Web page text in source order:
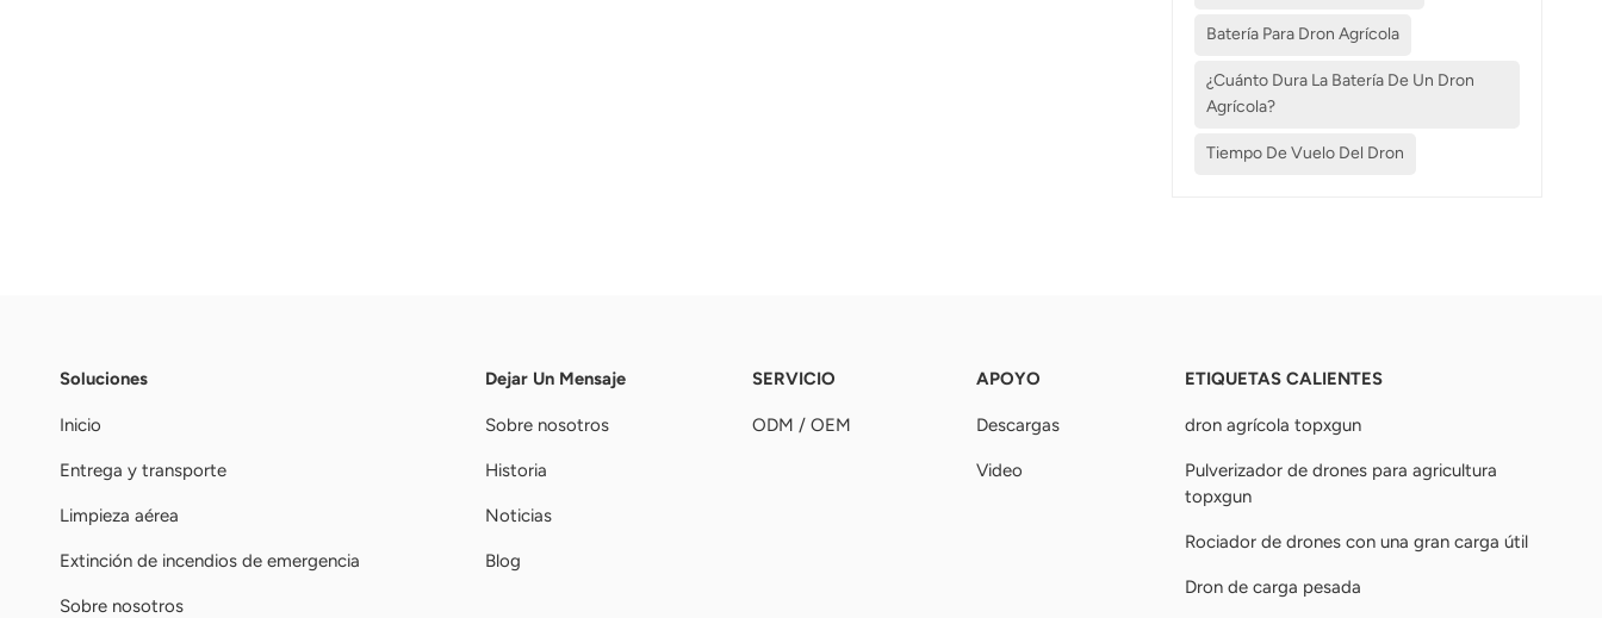
Batería Para Dron Agrícola
¿Cuánto Dura La Batería De Un Dron
Agrícola?
Tiempo De Vuelo Del Dron
Soluciones
Inicio
Entrega y transporte
Limpieza aérea
Extinción de incendios de emergencia
Sobre nosotros
Dejar Un Mensaje
Sobre nosotros
Historia
Noticias
Blog
SERVICIO
ODM / OEM
APOYO
Descargas
Video
ETIQUETAS CALIENTES
dron agrícola topxgun
Pulverizador de drones para agricultura
topxgun
Rociador de drones con una gran carga útil
Dron de carga pesada